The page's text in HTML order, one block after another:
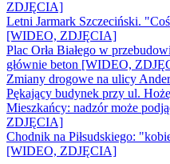
ZDJĘCIA]
Letni Jarmark Szczeciński.
[WIDEO, ZDJĘCIA]
Plac Orła Białego w
głównie beton [WIDEO,
Zmiany drogowe na ulicy
Pękający budynek przy ul.
Mieszkańcy: nadzór może
ZDJĘCIA]
Chodnik na Piłsudskiego:
[WIDEO, ZDJĘCIA]